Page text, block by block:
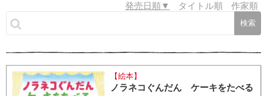
発売日順 タイトル順 作家順
【絵本】
ノラネコぐんだん ケーキをたべる